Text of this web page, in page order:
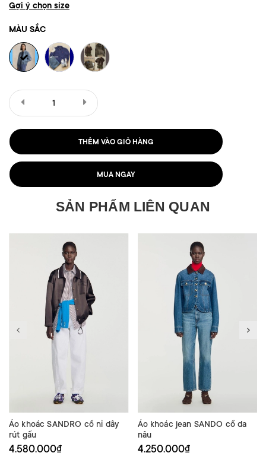
Gợi ý chọn size
MÀU SẮC
THÊM VÀO GIỎ HÀNG
MUA NGAY
SẢN PHẨM LIÊN QUAN
Áo khoác SANDRO cổ nỉ dây
rút gấu
4.580.000₫
Áo khoác jean SANDO cổ da
nâu
4.250.000₫